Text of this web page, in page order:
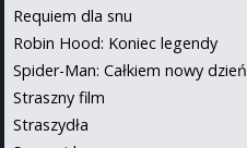
Requiem dla snu
Robin Hood: Koniec legendy
Spider-Man: Całkiem nowy dzień
Straszny film
Straszydła